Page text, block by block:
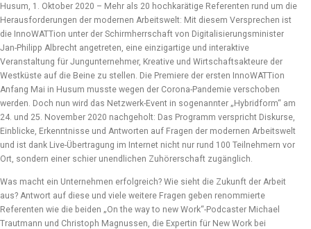
Husum, 1. Oktober 2020 – Mehr als 20 hochkarätige Referenten rund um die
Herausforderungen der modernen Arbeitswelt: Mit diesem Versprechen ist
die InnoWATTion unter der Schirmherrschaft von Digitalisierungsminister
Jan-Philipp Albrecht angetreten, eine einzigartige und interaktive
Veranstaltung für Jungunternehmer, Kreative und Wirtschaftsakteure der
Westküste auf die Beine zu stellen. Die Premiere der ersten InnoWATTion
Anfang Mai in Husum musste wegen der Corona-Pandemie verschoben
werden. Doch nun wird das Netzwerk-Event in sogenannter „Hybridform“ am
24. und 25. November 2020 nachgeholt: Das Programm verspricht Diskurse,
Einblicke, Erkenntnisse und Antworten auf Fragen der modernen Arbeitswelt
und ist dank Live-Übertragung im Internet nicht nur rund 100 Teilnehmern vor
Ort, sondern einer schier unendlichen Zuhörerschaft zugänglich.
Was macht ein Unternehmen erfolgreich? Wie sieht die Zukunft der Arbeit
aus? Antwort auf diese und viele weitere Fragen geben renommierte
Referenten wie die beiden „On the way to new Work“-Podcaster Michael
Trautmann und Christoph Magnussen, die Expertin für New Work bei